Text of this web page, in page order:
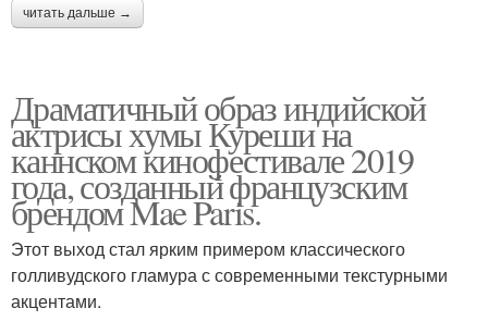
читать дальше →
Драматичный образ индийской
актрисы хумы Куреши на
каннском кинофестивале 2019
года, созданный французским
брендом Mae Paris.
Этот выход стал ярким примером классического
голливудского гламура с современными текстурными
акцентами.